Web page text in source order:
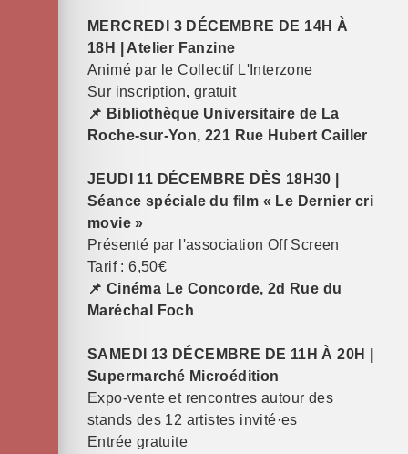
MERCREDI 3 DÉCEMBRE DE 14H À
18H | Atelier Fanzine
Animé par le Collectif L'Interzone
Sur inscription, gratuit
📌 Bibliothèque Universitaire de La
Roche-sur-Yon, 221 Rue Hubert Cailler
JEUDI 11 DÉCEMBRE DÈS 18H30 |
Séance spéciale du film « Le Dernier cri
movie »
Présenté par l'association Off Screen
Tarif : 6,50€
📌 Cinéma Le Concorde, 2d Rue du
Maréchal Foch
SAMEDI 13 DÉCEMBRE DE 11H À 20H |
Supermarché Microédition
Expo-vente et rencontres autour des
stands des 12 artistes invité·es
Entrée gratuite